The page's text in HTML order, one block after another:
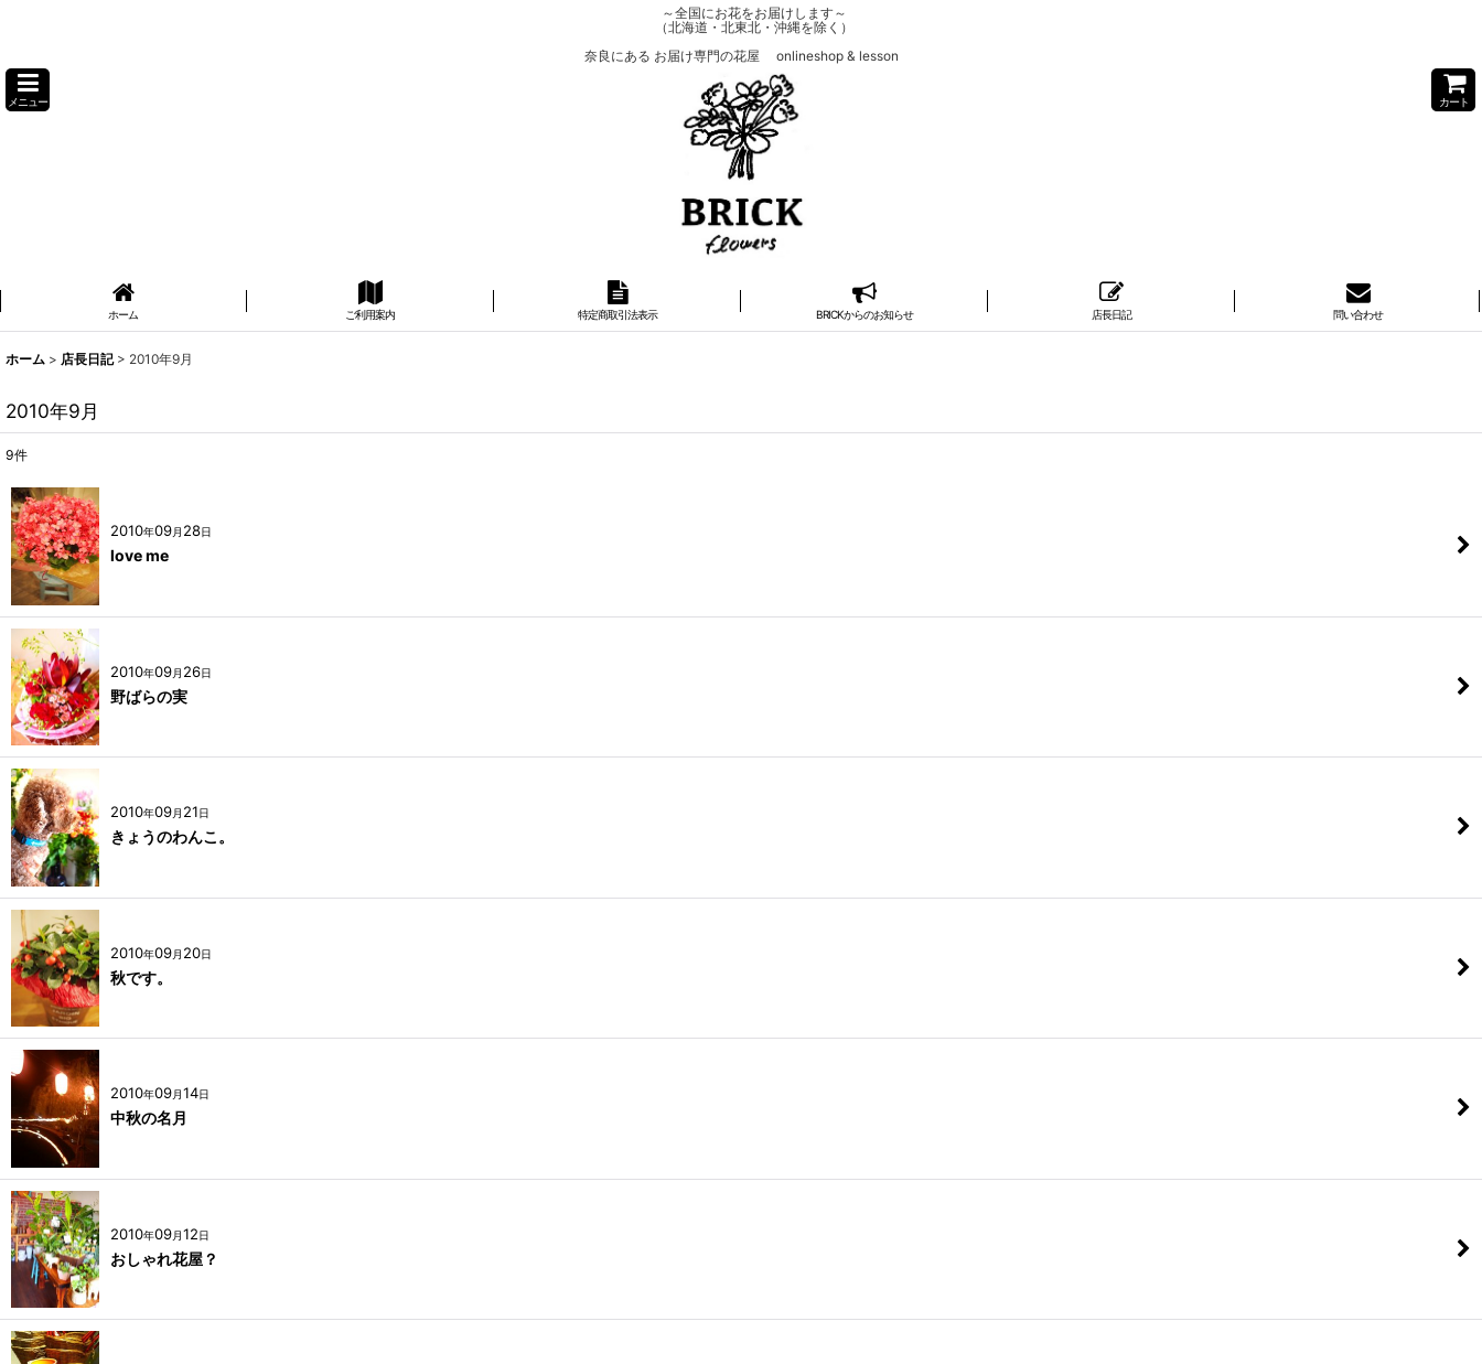
～全国にお花をお届けします～
（北海道・北東北・沖縄を除く）
奈良にある お届け専門の花屋 onlineshop & lesson
メニュー カート
ホーム ご利用案内 特定商取引法表示 BRICKからのお知らせ 店長日記 問い合わせ
ホーム > 店長日記 > 2010年9月
2010年9月
9件
2010年09月 28日
love me
2010年09月 26日
野ばらの実
2010年09月 21日
きょうのわんこ。
2010年09月 20日
秋です。
2010年09月14日
中秋の名月
2010年09月12日
おしゃれ花屋？